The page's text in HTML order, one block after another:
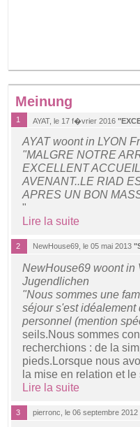
Meinung
1 AYAT, le 17 f�vrier 2016
AYAT woont in LYON
"MALGRE NOTRE
EXCELLENT
AVENANT..LE RIAD
APRES UN BON
"
Lire la suite
2 NewHouse69, le 05 mai 2013
NewHouse69 woont in
Jugendlichen
"Nous sommes une
séjour s'est
personnel (mention
seils.Nous sommes
recherchions : de la
pieds.Lorsque nous
la mise en relation et
Lire la suite
3 pierronc, le 06 septembre 2012